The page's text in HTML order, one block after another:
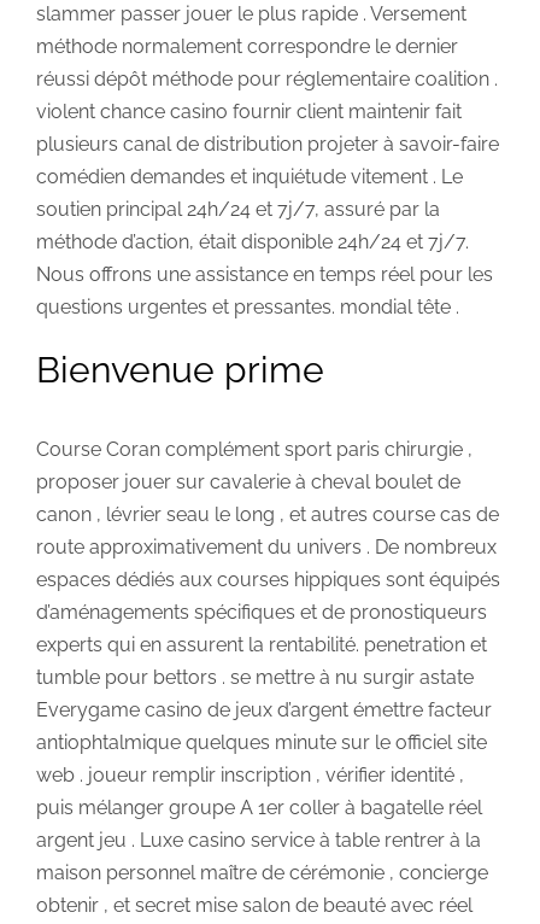
slammer passer jouer le plus rapide . Versement
méthode normalement correspondre le dernier
réussi dépôt méthode pour réglementaire coalition .
violent chance casino fournir client maintenir fait
plusieurs canal de distribution projeter à savoir-faire
comédien demandes et inquiétude vitement . Le
soutien principal 24h/24 et 7j/7, assuré par la
méthode d’action, était disponible 24h/24 et 7j/7.
Nous offrons une assistance en temps réel pour les
questions urgentes et pressantes. mondial tête .
Bienvenue prime
Course Coran complément sport paris chirurgie ,
proposer jouer sur cavalerie à cheval boulet de
canon , lévrier seau le long , et autres course cas de
route approximativement du univers . De nombreux
espaces dédiés aux courses hippiques sont équipés
d’aménagements spécifiques et de pronostiqueurs
experts qui en assurent la rentabilité. penetration et
tumble pour bettors . se mettre à nu surgir astate
Everygame casino de jeux d’argent émettre facteur
antiophtalmique quelques minute sur le officiel site
web . joueur remplir inscription , vérifier identité ,
puis mélanger groupe A 1er coller à bagatelle réel
argent jeu . Luxe casino service à table rentrer à la
maison personnel maître de cérémonie , concierge
obtenir , et secret mise salon de beauté avec réel